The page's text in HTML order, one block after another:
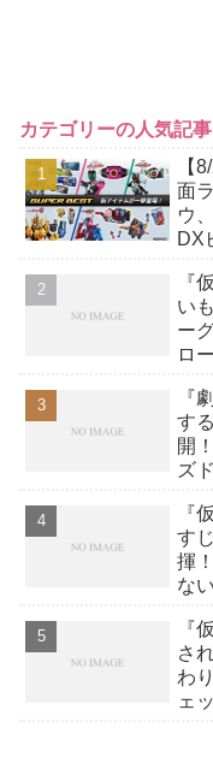
カテゴリーの人気記事
【
面
ウ
DX
か
『
い
ー
ロ
『
す
開
ズ
『
す
揮
な
『
さ
わ
ェ